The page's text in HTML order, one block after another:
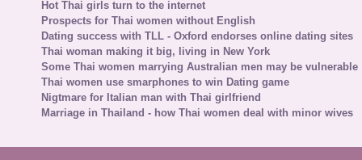
Hot Thai girls turn to the internet
Prospects for Thai women without English
Dating success with TLL - Oxford endorses online dating sites
Thai woman making it big, living in New York
Some Thai women marrying Australian men may be vulnerable
Thai women use smarphones to win Dating game
Nigtmare for Italian man with Thai girlfriend
Marriage in Thailand - how Thai women deal with minor wives